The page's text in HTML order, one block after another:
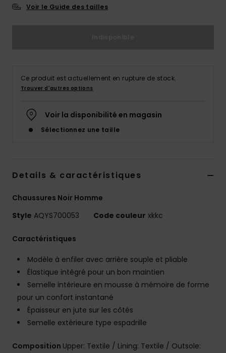
Voir le Guide des tailles
Ce produit est actuellement en rupture de stock.
Trouver d'autres options
Voir la disponibilité en magasin
Sélectionnez une taille
Details & caractéristiques
Chaussures Noir Homme
Style AQYS700053 Code couleur xkkc
Caractéristiques
Modèle à enfiler avec arrière souple et pliable
Élastique intégré pour un bon maintien
Semelle intérieure en mousse à mémoire de forme
pour un confort instantané
Épaisseur en jute sur les côtés
Semelle extérieure type espadrille
Composition Upper: Textile / Lining: Textile / Outsole: